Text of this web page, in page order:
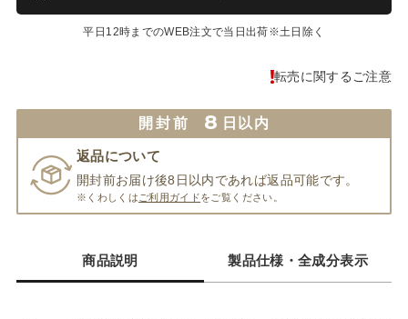
平日12時までのWEB注文で当日出荷※土日除く
転売に関するご注意
開封前 8 日以内
返品について
開封前お届け後8日以内であれば返品可能です。
※くわしくは ご利用ガイドをご覧ください。
商品説明 製品仕様・全成分表示